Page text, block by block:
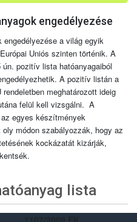
engedélyezése
engedélyezése a világ egyik
Uniós szinten történik. A
pozitív lista hatóanyagaiból
A pozitív listán a
meghatározott ideig
felül kell vizsgálni. A
egyes készítmények
módon szabályozzák, hogy az
kockázatát kizárják,
lista